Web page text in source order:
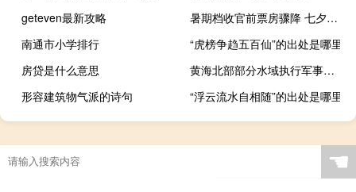
geteven最新攻略
暑期档收官前票房骤降 七夕新片表现平淡
南通市小学排行
“虎榜争趋五百仙”的出处是哪里
房贷是什么意思
黄海北部部分水域执行军事任务 禁止驶入
形容建筑物气派的诗句
“浮云流水自相随”的出处是哪里
☚